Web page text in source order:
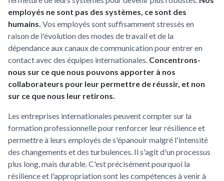
employés ne sont pas des systèmes, ce sont des
humains. Vos employés sont suffisamment stressés en
raison de l'évolution des modes de travail et de la
dépendance aux canaux de communication pour entrer en
contact avec des équipes internationales. Concentrons-
nous sur ce que nous pouvons apporter à nos
collaborateurs pour leur permettre de réussir, et non
sur ce que nous leur retirons.
Les entreprises internationales peuvent compter sur la
formation professionnelle pour renforcer leur résilience et
permettre à leurs employés de s'épanouir malgré l'intensité
des changements et des turbulences. Il s'agit d'un processus
plus long, mais durable. C'est précisément pourquoi la
résilience et l'appropriation sont les compétences à venir à